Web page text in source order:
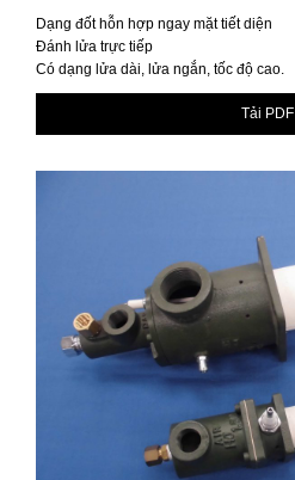
Dạng đốt hỗn hợp ngay mặt tiết diện
Đánh lửa trực tiếp
Có dạng lửa dài, lửa ngắn, tốc độ cao.
Tải PDF